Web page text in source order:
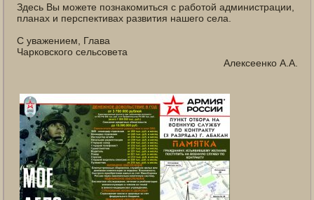
Здесь Вы можете познакомиться с работой администрации,
планах и перспективах развития нашего села.
С уважением, Глава
Чарковского сельсовета
Алексеенко А.А.